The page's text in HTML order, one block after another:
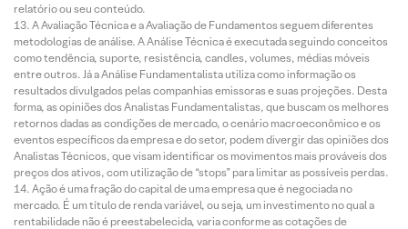
relatório ou seu conteúdo.
A Avaliação Técnica e a Avaliação de Fundamentos seguem diferentes
metodologias de análise. A Análise Técnica é executada seguindo conceitos
como tendência, suporte, resistência, candles, volumes, médias móveis
entre outros. Já a Análise Fundamentalista utiliza como informação os
resultados divulgados pelas companhias emissoras e suas projeções. Desta
forma, as opiniões dos Analistas Fundamentalistas, que buscam os melhores
retornos dadas as condições de mercado, o cenário macroeconômico e os
eventos específicos da empresa e do setor, podem divergir das opiniões dos
Analistas Técnicos, que visam identificar os movimentos mais prováveis dos
preços dos ativos, com utilização de “stops” para limitar as possíveis perdas.
Ação é uma fração do capital de uma empresa que é negociada no
mercado. É um título de renda variável, ou seja, um investimento no qual a
rentabilidade não é preestabelecida, varia conforme as cotações de